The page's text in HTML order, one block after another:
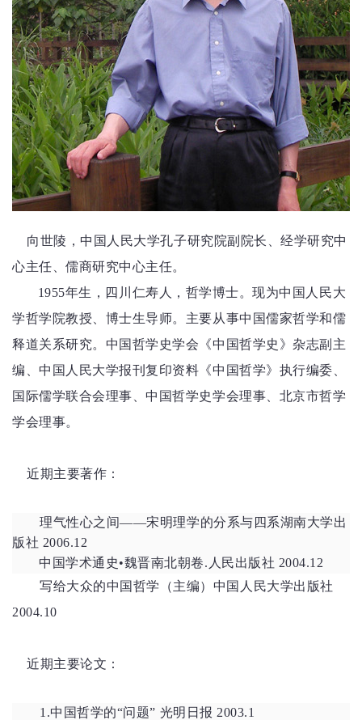
向世陵，中国人民大学孔子研究院副院长、经学研究中
心主任、儒商研究中心主任。
1955年生，四川仁寿人，哲学博士。现为中国人民大
学哲学院教授、博士生导师。主要从事中国儒家哲学和儒
释道关系研究。中国哲学史学会《中国哲学史》杂志副主
编、中国人民大学报刊复印资料《中国哲学》执行编委、
国际儒学联合会理事、中国哲学史学会理事、北京市哲学
学会理事。
近期主要著作：
理气性心之间——宋明理学的分系与四系湖南大学出
版社 2006.12
中国学术通史•魏晋南北朝卷.人民出版社 2004.12
写给大众的中国哲学（主编）中国人民大学出版社
2004.10
近期主要论文：
1.中国哲学的“问题” 光明日报 2003.1